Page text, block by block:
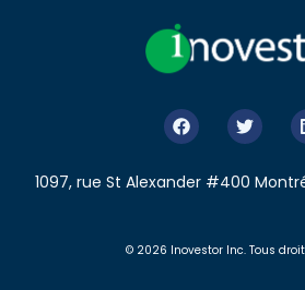
1097, rue St Alexander #400
© 2026 Inovestor Inc. Tous